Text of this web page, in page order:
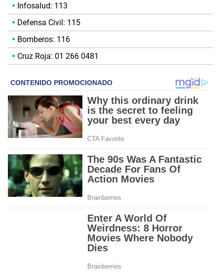
Infosalud: 113
Defensa Civil: 115
Bomberos: 116
Cruz Roja: 01 266 0481